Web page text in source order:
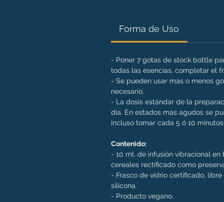
Forma de Uso
- Poner 7 gotas de stock bottle
todas las esencias, completar el
- Se pueden usar más o menos
necesario.
- La dosis estándar de la
día. En estados más agudos se
incluso tomar cada 5 ó 10
Contenido:
- 10 ml. de infusión vibracional
cereales rectificado como
- Frasco de vidrio certificado,
silicona.
- Producto vegano.